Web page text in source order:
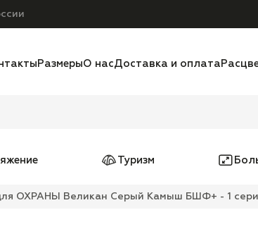
РазмерыО насДоставка и оплата
Туризм
ОХРАНЫ Великан Серый Камыш БШФ+ - 1